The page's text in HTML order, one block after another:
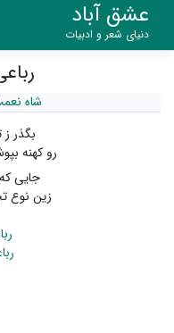
عشق آباد
دنیای شعر و ادبیات
شاه
بگذر ز
رو کهنه
جایی
زین نوع